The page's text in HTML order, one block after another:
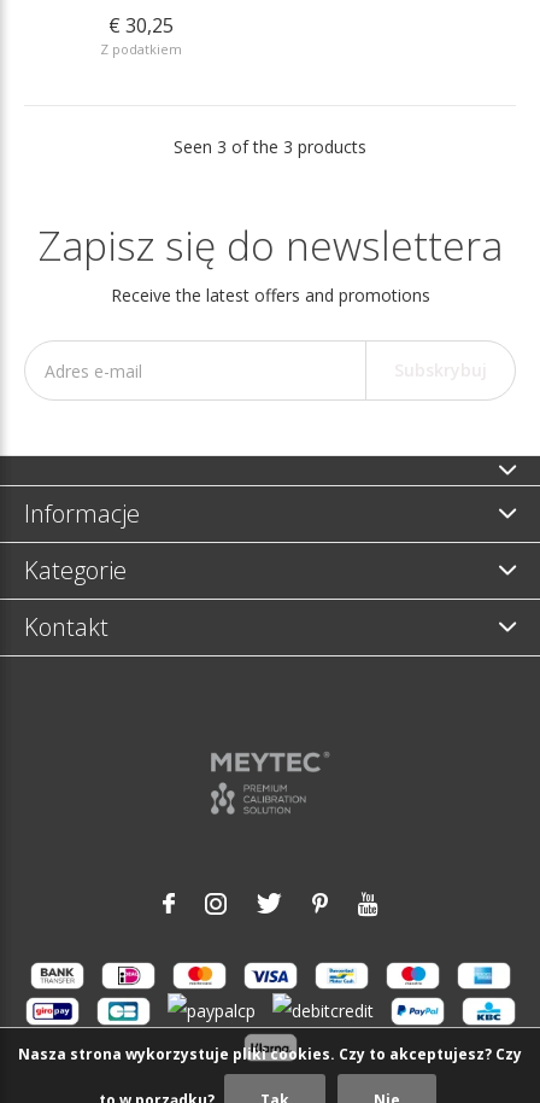
€ 30,25
Z podatkiem
Seen 3 of the 3 products
Zapisz się do newslettera
Receive the latest offers and promotions
Informacje
Kategorie
Kontakt
Nasza strona wykorzystuje pliki cookies. Czy to akceptujesz? Czy